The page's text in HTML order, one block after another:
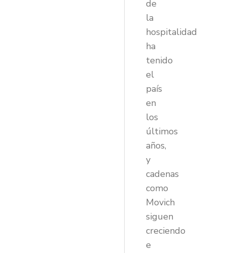
de
la
hospitalidad
ha
tenido
el
país
en
los
últimos
años,
y
cadenas
como
Movich
siguen
creciendo
e